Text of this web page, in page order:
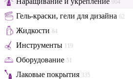
904
Гель-краски, гели для дизайна 62
Жидкости 84
Инструменты 119
Оборудование 51
Лаковые покрытия 335